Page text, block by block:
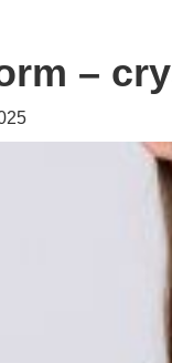
–